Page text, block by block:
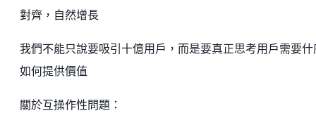
對齊，自然增長
我們不能只說要吸引十億用戶，而是要真正思考用戶需要什
如何提供價值
關於互操作性問題：